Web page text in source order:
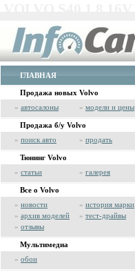
ГЛАВНАЯ
Продажа новых Volvo
» автосалоны » модели и цены
Продажа б/у Volvo
» поиск авто » продать
Тюнинг Volvo
» статьи » галерея
Все о Volvo
» новости » история марки
» архив моделей » тест-драйвы
» отзывы
Мультимедиа
» обои